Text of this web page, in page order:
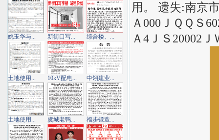
用。 遗失:南京
Ａ000ＪＱＱＳ
Ａ4ＪＳ20002
姚玉华与... 新街口写... 综合楼、...
土地使用... 10kV配电... 中翎建业...
土地使用... 虞城老鸭... 福步锻造...